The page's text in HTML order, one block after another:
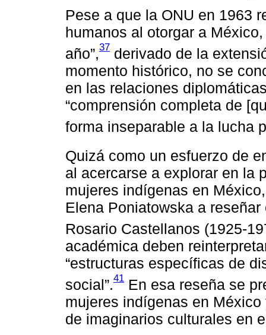
Pese a que la ONU en 1963
humanos al otorgar a
año”,37 derivado de la
momento histórico, no se
en las relaciones
“comprensión completa de
forma inseparable a la lucha
Quizá como un esfuerzo de
al acercarse a explorar en la
mujeres indígenas en
Elena Poniatowska a
Rosario Castellanos (1925-
académica deben
“estructuras específicas de
social”.41 En esa reseña se
mujeres indígenas en
de imaginarios culturales en